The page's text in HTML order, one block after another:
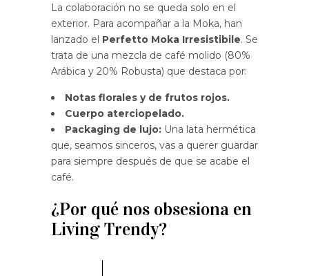
La colaboración no se queda solo en el
exterior. Para acompañar a la Moka, han
lanzado el Perfetto Moka Irresistibile. Se
trata de una mezcla de café molido (80%
Arábica y 20% Robusta) que destaca por:
Notas florales y de frutos rojos.
Cuerpo aterciopelado.
Packaging de lujo: Una lata hermética
que, seamos sinceros, vas a querer guardar
para siempre después de que se acabe el
café.
¿Por qué nos obsesiona en
Living Trendy?